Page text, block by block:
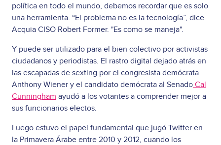
política en todo el mundo, debemos recordar que es solo
una herramienta. “El problema no es la tecnología”, dice
Acquia CISO Robert Former. "Es como se maneja".
Y puede ser utilizado para el bien colectivo por activistas
ciudadanos y periodistas. El rastro digital dejado atrás en
las escapadas de sexting por el congresista demócrata
Anthony Wiener y el candidato demócrata al Senado Cal
Cunningham ayudó a los votantes a comprender mejor a
sus funcionarios electos.
Luego estuvo el papel fundamental que jugó Twitter en
la Primavera Árabe entre 2010 y 2012, cuando los